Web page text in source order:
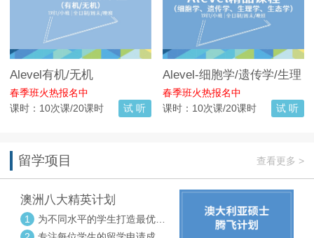
Alevel有机/无机
春季班火热报名中
课时：10次课/20课时
试 听
Alevel-细胞学/遗传学/生理
学/生态学
春季班火热报名中
课时：10次课/20课时
试 听
留学项目 查看更多 >
澳洲八大精英计划
1
为不同水平的学生打造最优选
校方案